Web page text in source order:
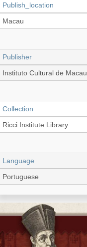
Publish_location
Macau
Publisher
Instituto Cultural de Macau
Collection
Ricci Institute Library
Language
Portuguese
Record_type